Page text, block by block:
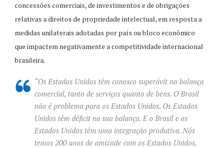
concessões comerciais, de investimentos e de obrigações
relativas a direitos de propriedade intelectual, em resposta a
medidas unilaterais adotadas por país ou bloco econômico
que impactem negativamente a competitividade internacional
brasileira.
“Os Estados Unidos têm conosco superávit na balança
comercial, tanto de serviços quanto de bens. O Brasil
não é problema para os Estados Unidos. Os Estados
Unidos têm déficit na sua balança. E o Brasil e os
Estados Unidos têm uma integração produtiva. Nós
temos 200 anos de amizade com os Estados Unidos.